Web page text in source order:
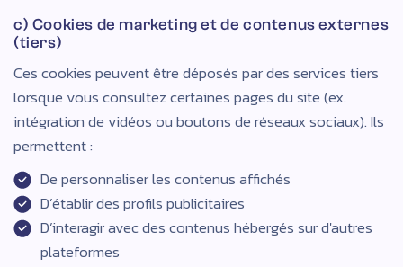
c) Cookies de marketing et de contenus externes
(tiers)
Ces cookies peuvent être déposés par des services tiers
lorsque vous consultez certaines pages du site (ex.
intégration de vidéos ou boutons de réseaux sociaux). Ils
permettent :
De personnaliser les contenus affichés
D’établir des profils publicitaires
D’interagir avec des contenus hébergés sur d'autres
plateformes